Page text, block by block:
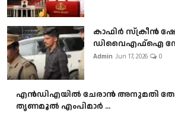
കാഫിർ സ്‌ക്രീൻ
ഡിവൈഎഫ്ഐ
Admin Jun 17, 2026 0
എൻഡിഎയിൽ ചേരാൻ അനുമതി
തൃണമൂൽ എംപിമാർ ...